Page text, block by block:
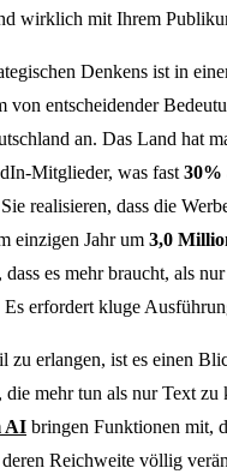
wirklich mit Ihrem
Denkens ist in
von entscheidender
an. Das Land hat
Mitglieder, was fast 30%
realisieren, dass die
einzigen Jahr um 3,0
es mehr braucht, als
erfordert kluge
zu erlangen, ist es einen
mehr tun als nur Text zu
AI bringen Funktionen mit,
Reichweite völlig